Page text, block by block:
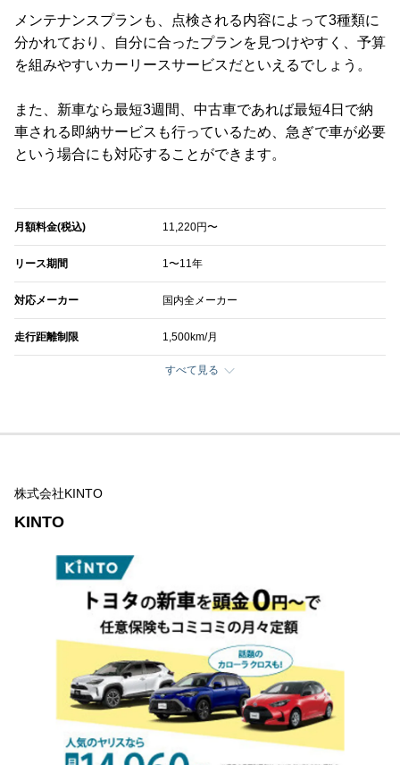
メンテナンスプランも、点検される内容によって3種類に
分かれており、自分に合ったプランを見つけやすく、予算
を組みやすいカーリースサービスだといえるでしょう。
また、新車なら最短3週間、中古車であれば最短4日で納
車される即納サービスも行っているため、急ぎで車が必要
という場合にも対応することができます。
月額料金(税込) 11,220円〜
リース期間 1〜11年
対応メーカー 国内全メーカー
走行距離制限 1,500km/月
すべて見る
株式会社KINTO
KINTO